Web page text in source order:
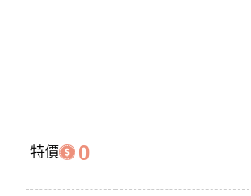
特價 0